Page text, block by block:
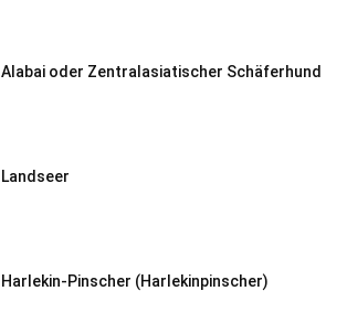
Alabai oder Zentralasiatischer Schäferhund
Landseer
Harlekin-Pinscher (Harlekinpinscher)